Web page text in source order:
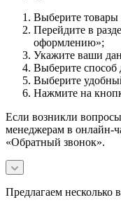
Выберите товары
Перейдите в
оформлению»;
Укажите ваши
Выберите способ
Выберите
Нажмите на
Если возникли
менеджерам в онлайн-
«Обратный звонок».
Предлагаем несколько